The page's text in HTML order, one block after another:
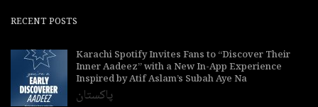
RECENT POSTS
Karachi Spotify Invites Fans to “Discover Their
Inner Aadeez” with a New In-App Experience
Inspired by Atif Aslam’s Subah Aye Na
پاکستان